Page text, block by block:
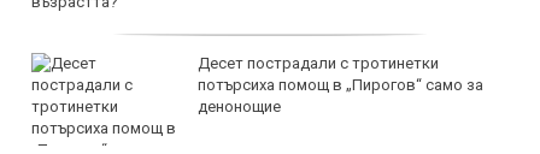
Десет пострадали с тротинетки
потърсиха помощ в „Пирогов“ само за
денонощие